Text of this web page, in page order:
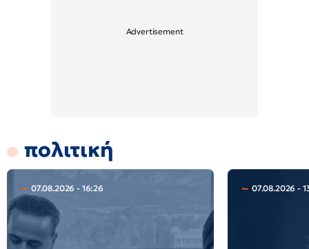
πολιτική
07.08.2026 - 16:26 07.08.2026 -